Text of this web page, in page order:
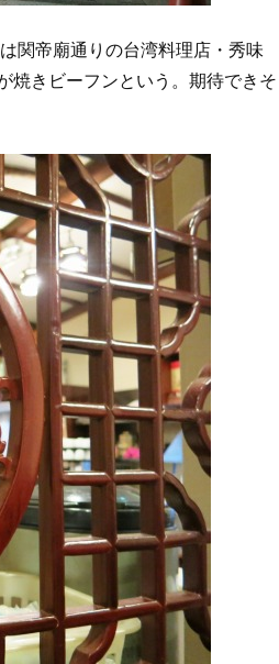
関帝廟通りの台湾料理店・秀味
焼きビーフンという。期待できそ